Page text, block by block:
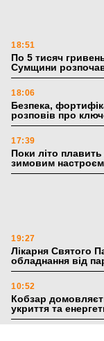
18:51
По 5 тисяч
Сумщини
18:06
Безпека,
розповів про
17:39
Поки літо
зимовим настроєм
19:27
Лікарня Святого
обладнання від
10:52
Кобзар
укриття та